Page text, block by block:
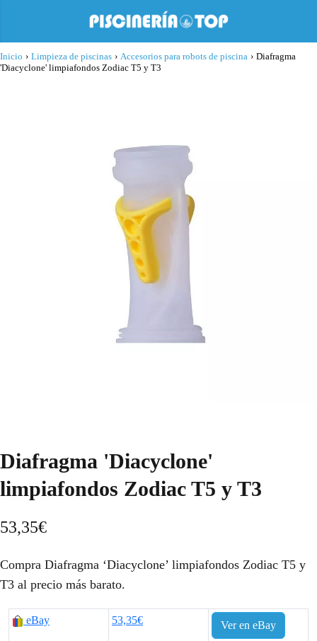
Inicio › Limpieza de piscinas › Accesorios para robots de piscina › Diafragma
'Diacyclone' limpiafondos Zodiac T5 y T3
Diafragma 'Diacyclone'
limpiafondos Zodiac T5 y T3
53,35€
Compra Diafragma ‘Diacyclone’ limpiafondos Zodiac T5 y
T3 al precio más barato.
eBay 53,35€ Ver en eBay